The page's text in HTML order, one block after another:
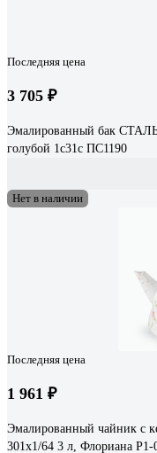
Последняя цена
3 705 ₽
Эмалированный бак
голубой 1с31с ПС1190
Нет в наличии
Последняя цена
1 961 ₽
Эмалированный чайник с
301x1/64 3 л, Флориана Р1-